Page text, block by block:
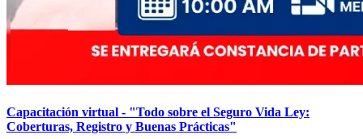
Capacitación virtual - "Todo sobre el Seguro Vida Ley:
Coberturas, Registro y Buenas Prácticas"